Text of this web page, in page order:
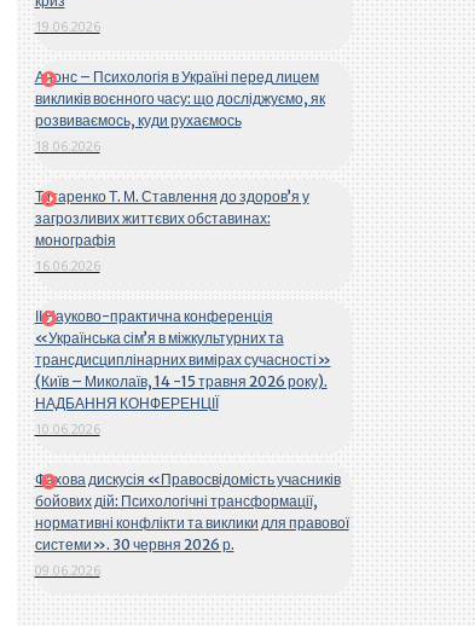
19.06.2026
Анонс – Психологія в Україні перед лицем
викликів воєнного часу: що досліджуємо, як
розвиваємось, куди рухаємось
18.06.2026
Титаренко Т. М. Ставлення до здоров’я у
загрозливих життєвих обставинах:
монографія
16.06.2026
ІІ Науково-практична конференція
«Українська сім’я в міжкультурних та
трансдисциплінарних вимірах сучасності»
(Київ – Миколаїв, 14 -15 травня 2026 року).
НАДБАННЯ КОНФЕРЕНЦІЇ
10.06.2026
Фахова дискусія «Правосвідомість учасників
бойових дій: Психологічні трансформації,
нормативні конфлікти та виклики для правової
системи». 30 червня 2026 р.
09.06.2026